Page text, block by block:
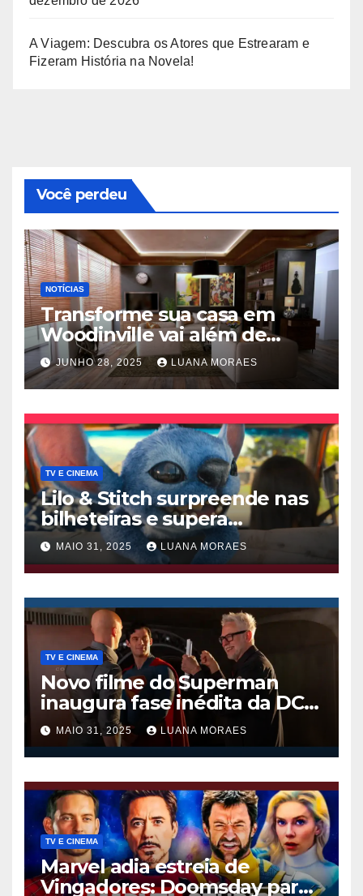
A Viagem: Descubra os Atores que Estrearam e
Fizeram História na Novela!
Você perdeu
NOTÍCIAS
Transforme sua casa em
Woodinville vai além de
trocar pisos
JUNHO 28, 2025 LUANA MORAES
TV E CINEMA
Lilo & Stitch surpreende nas
bilheteiras e supera
Thunderbolts da Marvel
MAIO 31, 2025 LUANA MORAES
TV E CINEMA
Novo filme do Superman
inaugura fase inédita da DC
nos cinemas
MAIO 31, 2025 LUANA MORAES
TV E CINEMA
Marvel adia estreia de
Vingadores: Doomsday para